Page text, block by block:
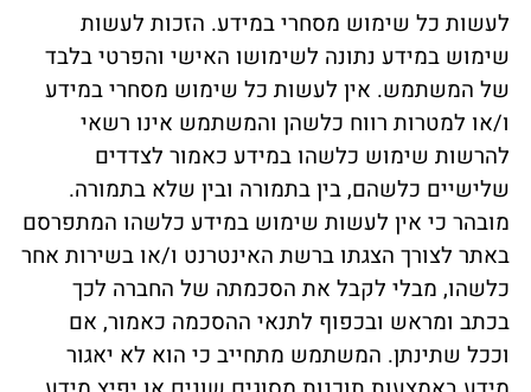
לעשות כל שימוש מסחרי במידע. הזכות לעשות
שימוש במידע נתונה לשימושו האישי והפרטי בלבד
של המשתמש. אין לעשות כל שימוש מסחרי במידע
ו/או למטרות רווח כלשהן והמשתמש אינו רשאי
להרשות שימוש כלשהו במידע כאמור לצדדים
שלישיים כלשהם, בין בתמורה ובין שלא בתמורה.
מובהר כי אין לעשות שימוש במידע כלשהו המתפרסם
באתר לצורך הצגתו ברשת האינטרנט ו/או בשירות אחר
כלשהו, מבלי לקבל את הסכמתה של החברה לכך
בכתב ומראש ובכפוף לתנאי ההסכמה כאמור, אם
וככל שתינתן. המשתמש מתחייב כי הוא לא יאגור